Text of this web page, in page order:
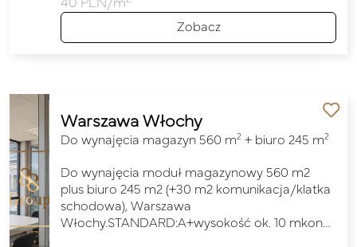
40 PLN/m
Zobacz
Warszawa Włochy
Do wynajęcia magazyn 560 m2 + biuro 245 m2
Do wynajęcia moduł magazynowy 560 m2
plus biuro 245 m2 (+30 m2 komunikacja/klatka
schodowa), Warszawa
Włochy.STANDARD:A+wysokość ok. 10 mkon…